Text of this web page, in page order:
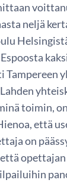
neljä
Tampereen
toimin,
että
on